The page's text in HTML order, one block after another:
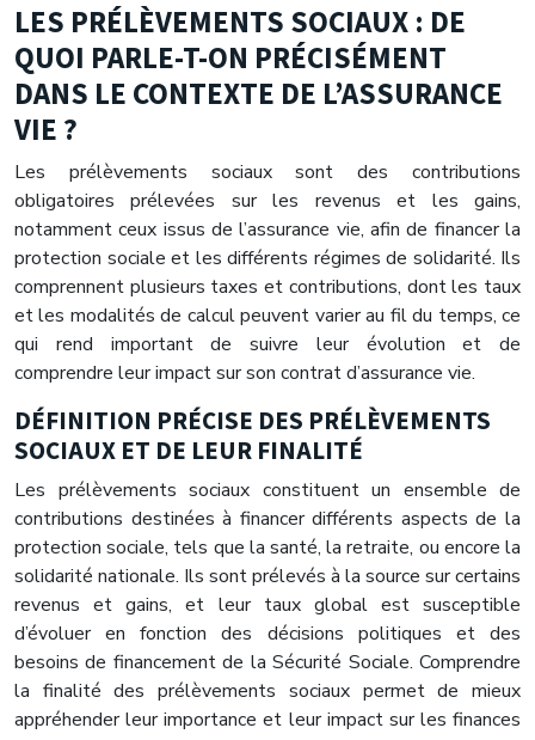
LES PRÉLÈVEMENTS SOCIAUX : DE
QUOI PARLE-T-ON PRÉCISÉMENT
DANS LE CONTEXTE DE L’ASSURANCE
VIE ?
Les prélèvements sociaux sont des contributions
obligatoires prélevées sur les revenus et les gains,
notamment ceux issus de l’assurance vie, afin de financer la
protection sociale et les différents régimes de solidarité. Ils
comprennent plusieurs taxes et contributions, dont les taux
et les modalités de calcul peuvent varier au fil du temps, ce
qui rend important de suivre leur évolution et de
comprendre leur impact sur son contrat d’assurance vie.
DÉFINITION PRÉCISE DES PRÉLÈVEMENTS
SOCIAUX ET DE LEUR FINALITÉ
Les prélèvements sociaux constituent un ensemble de
contributions destinées à financer différents aspects de la
protection sociale, tels que la santé, la retraite, ou encore la
solidarité nationale. Ils sont prélevés à la source sur certains
revenus et gains, et leur taux global est susceptible
d’évoluer en fonction des décisions politiques et des
besoins de financement de la Sécurité Sociale. Comprendre
la finalité des prélèvements sociaux permet de mieux
appréhender leur importance et leur impact sur les finances